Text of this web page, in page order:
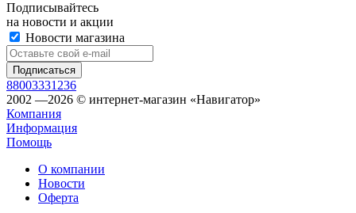
Подписывайтесь
на новости и акции
Новости магазина
88003331236
2002 —2026 © интернет-магазин «Навигатор»
Компания
Информация
Помощь
О компании
Новости
Оферта